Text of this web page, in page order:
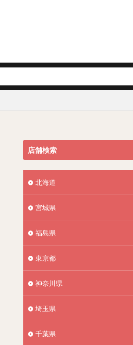
店舗検索
北海道
宮城県
福島県
東京都
神奈川県
埼玉県
千葉県